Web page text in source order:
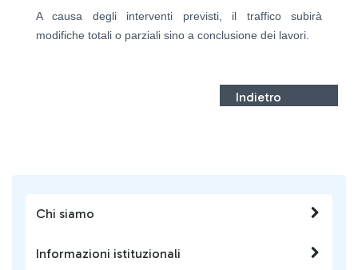
Chi siamo
Informazioni istituzionali
A causa degli interventi previsti, il traffico subirà
modifiche totali o parziali sino a conclusione dei lavori.
Indietro